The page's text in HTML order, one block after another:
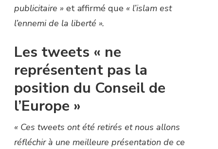
publicitaire » et affirmé que « l’islam est
l’ennemi de la liberté ».
Les tweets « ne
représentent pas la
position du Conseil de
l’Europe »
« Ces tweets ont été retirés et nous allons
réfléchir à une meilleure présentation de ce